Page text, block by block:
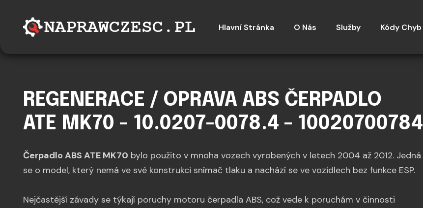
Hlavní Stránka O Nás Služby Kódy Chyb
REGENERACE / OPRAVA ABS ČERPADLO
ATE MK70 - 10.0207-0078.4 - 10020700784
Čerpadlo ABS ATE MK70 bylo použito v mnoha vozech vyrobených v letech 2004 až 2012. Jedná
se o model, který nemá ve své konstrukci snímač tlaku a nachází se ve vozidlech bez funkce ESP.
Nejčastější závady se týkají poruchy motoru čerpadla ABS, což vede k poruchám v činnosti